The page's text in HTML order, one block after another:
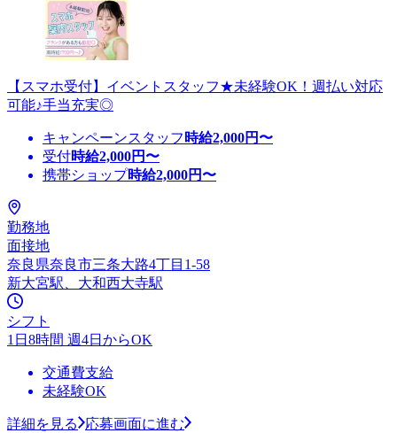
【スマホ受付】イベントスタッフ★未経験OK！週払い対応
可能♪手当充実◎
キャンペーンスタッフ 時給2,000円〜
受付時給2,000円〜
携帯ショップ時給2,000円〜
勤務地
面接地
奈良県奈良市三条大路4丁目1-58
新大宮駅、大和西大寺駅
シフト
1日8時間 週4日からOK
交通費支給
未経験OK
詳細を見る
応募画面に進む